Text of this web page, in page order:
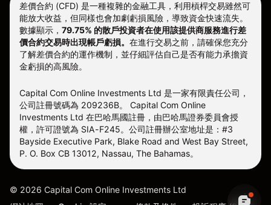
差價合約 (CFD) 是一種複雜的金融工具，利用槓桿交易雖然可
能放大收益，但同樣也會加劇虧損風險，導致資金快速流失。
數據顯示， 79.75% 的散戶投資者在使用該提供商服務進行差
價合約交易時出現帳戶虧損。 在進行交易之前，請確保您充分
了解差價合約的運作機制，並仔細評估自己是否有能力承擔資
金虧損的高風險。
Capital Com Online Investments Ltd 是一家有限責任公司，
公司註冊號碼為 209236B。 Capital Com Online
Investments Ltd 在巴哈馬國註冊，由巴哈馬證券委員會授
權，許可證號為 SIA-F245。公司註冊辦公室地址是：#3
Bayside Executive Park, Blake Road and West Bay Street,
P. O. Box CB 13012, Nassau, The Bahamas。
© 2026 Capital Com Online Investments Ltd